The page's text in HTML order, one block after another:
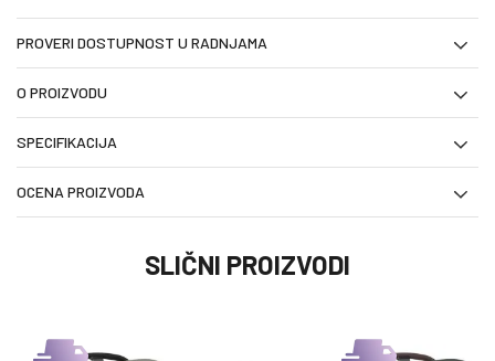
PROVERI DOSTUPNOST U RADNJAMA
O PROIZVODU
SPECIFIKACIJA
OCENA PROIZVODA
SLIČNI PROIZVODI